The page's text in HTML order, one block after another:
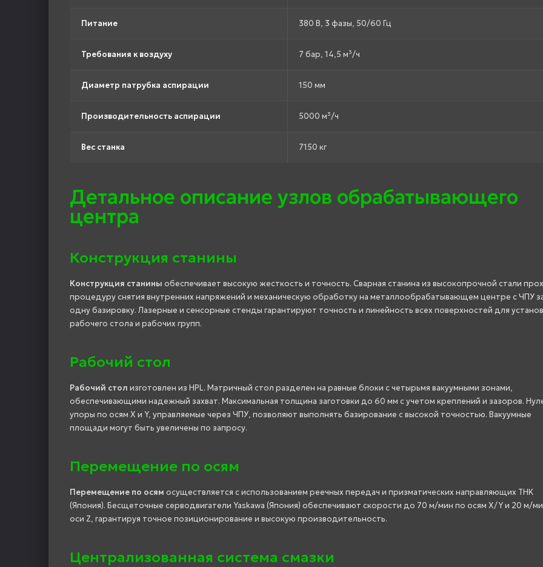
Питание 380 В, 3 фазы, 50/60 Гц
Требования к воздуху 7 бар, 14,5 м³/ч
Диаметр патрубка аспирации 150 мм
Производительность аспирации 5000 м³/ч
Вес станка 7150 кг
Детальное описание узлов обрабатывающего
центра
Конструкция станины
Конструкция станины обеспечивает высокую жесткость и точность. Сварная станина из высокопрочной стали
процедуру снятия внутренних напряжений и механическую обработку на металлообрабатывающем центре с ЧПУ
одну базировку. Лазерные и сенсорные стенды гарантируют точность и линейность всех поверхностей для
рабочего стола и рабочих групп.
Рабочий стол
Рабочий стол изготовлен из HPL. Матричный стол разделен на равные блоки с четырьмя вакуумными зонами,
обеспечивающими надежный захват. Максимальная толщина заготовки до 60 мм с учетом креплений и зазоров.
упоры по осям X и Y, управляемые через ЧПУ, позволяют выполнять базирование с высокой точностью. Вакуумные
площади могут быть увеличены по запросу.
Перемещение по осям
Перемещение по осям осуществляется с использованием реечных передач и призматических направляющих THK
(Япония). Бесщеточные серводвигатели Yaskawa (Япония) обеспечивают скорости до 70 м/мин по осям X/Y и 20 м/
оси Z, гарантируя точное позиционирование и высокую производительность.
Централизованная система смазки